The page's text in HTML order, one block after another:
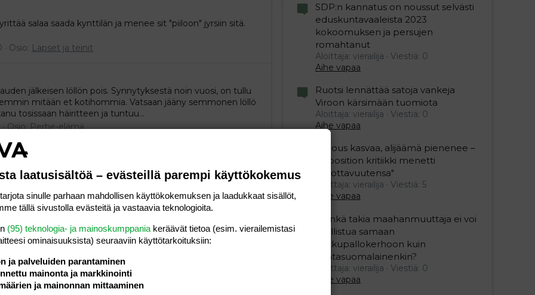
salaa saada kynttilän ja menee sit "piiloon" jyrsiin sitä.
Osio: Lapset ja teinit
jälkeisen löllön pois. Synnytyksestä noin vuosi, on tullu
mitään et kotihommia. Vatsaan jääny semmonen löllö
tosissaan häiritteen ja tuntuu...
Osio:Perhe-elämä
ootta huomannu vai onko tullu mitn muutosta?
kiinteämmäks :D entä ootteko harrastanu steppiä? onko
vasta kuulin tosta :ashamed: haluaisin kuulla...
Osio:Perhe-elämä
Elikkäs paljon teillä on paino noussu? Itellä ensimmäinen
10kg+.. Pitäähän sitä vähän tullakki näin raskausaikana
Osio:Lapsen saaminen
SDP:n kannatus on noussut selvästi
eduskuntavaaleista 2023
kokoomuksen ja persujen
romahtanut
Aloittaja: vierailija
Viestiä: 0
Aihe vapaa
Ruotsi lennättää satoja vankeja
Viroon kärsimään tuomiota
Aloittaja: vierailija
Viestiä: 0
Aihe vapaa
"Talous kasvaa, alijäämä pienenee –
opposition kritiikki menetti
uskottavuutensa"
Aloittaja: vierailija
Viestiä: 5
Aihe vapaa
”Minkä takia maahanmuuttaja ei voi
osallistua samaan
potkupallokerhoon kuin
kantasuomalainenkin?
Aloittaja: vierailija
Viestiä: 0
Aihe vapaa
laatusisältöä – evästeillä parempi käyttökokemus
sinulle parhaan mahdollisen käyttökokemuksen ja laadukkaat sisällöt,
tällä sivustolla evästeitä ja vastaavia teknologioita.
(95) teknologia- ja mainoskumppania keräävät tietoa (esim. vierailemis­tasi
ominaisuuk­sista) seuraaviin käyttötarkoituksiin:
ja palveluiden parantaminen
mainonta ja markkinointi
ja mainonnan mittaaminen